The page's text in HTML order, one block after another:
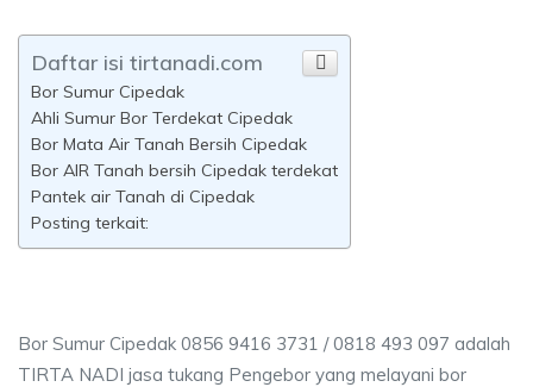
Daftar isi tirtanadi.com
Bor Sumur Cipedak
Ahli Sumur Bor Terdekat Cipedak
Bor Mata Air Tanah Bersih Cipedak
Bor AIR Tanah bersih Cipedak terdekat
Pantek air Tanah di Cipedak
Posting terkait:
Bor Sumur Cipedak 0856 9416 3731 / 0818 493 097 adalah
TIRTA NADI jasa tukang Pengebor yang melayani bor